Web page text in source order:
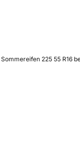
225 55 R16